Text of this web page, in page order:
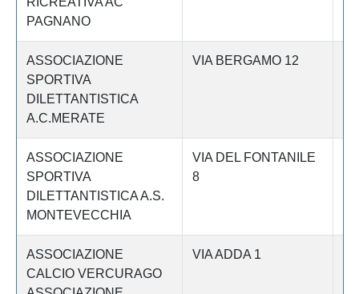
PAGNANO
ASSOCIAZIONE
SPORTIVA
DILETTANTISTICA
A.C.MERATE
VIA BERGAMO 12
ASSOCIAZIONE
SPORTIVA
DILETTANTISTICA A.S.
MONTEVECCHIA
VIA DEL FONTANILE
8
ASSOCIAZIONE
CALCIO VERCURAGO
VIA ADDA 1